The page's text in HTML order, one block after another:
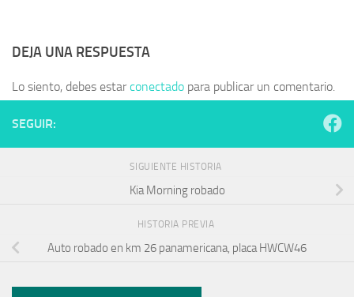
DEJA UNA RESPUESTA
Lo siento, debes estarconectado para publicar un comentario.
SEGUIR:
SIGUIENTE HISTORIA
Kia Morning robado
HISTORIA PREVIA
Auto robado en km 26 panamericana, placa HWCW46